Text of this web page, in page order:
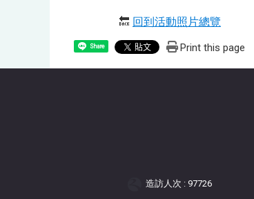
🔙 回到活動照片總覽
Share Print this page
造訪人次 : 97726